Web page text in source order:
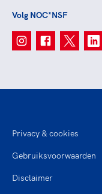
Volg NOC*NSF
Privacy & cookies
Gebruiksvoorwaarden
Disclaimer